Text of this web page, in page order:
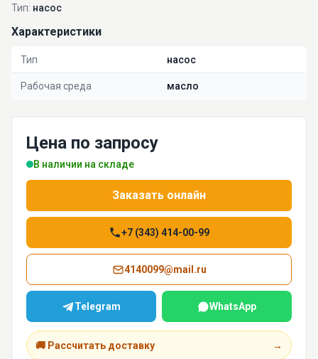
Тип: насос
Характеристики
Тип насос
Рабочая среда масло
Цена по запросу
В наличии на складе
Заказать онлайн
+7 (343) 414-00-99
4140099@mail.ru
Telegram WhatsApp
🚚 Рассчитать доставку →